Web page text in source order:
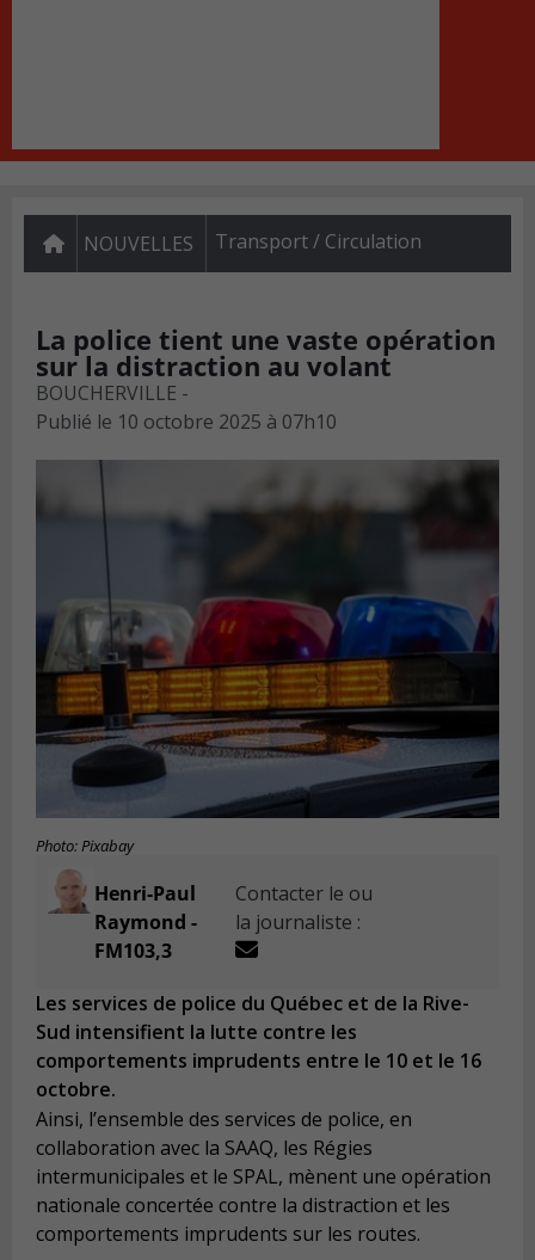
NOUVELLES Transport / Circulation
La police tient une vaste opération
sur la distraction au volant
BOUCHERVILLE -
Publié le 10 octobre 2025 à 07h10
Photo: Pixabay
Henri-Paul
Raymond -
FM103,3
Contacter le ou
la journaliste :
Les services de police du Québec et de la Rive-
Sud intensifient la lutte contre les
comportements imprudents entre le 10 et le 16
octobre.
Ainsi, l’ensemble des services de police, en
collaboration avec la SAAQ, les Régies
intermunicipales et le SPAL, mènent une opération
nationale concertée contre la distraction et les
comportements imprudents sur les routes.